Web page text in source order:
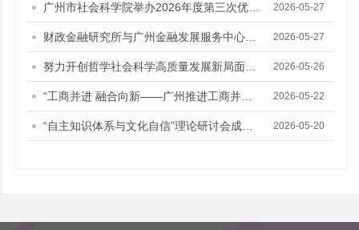
2026-05-27
2026-05-27
2026-05-26
2026-05-22
2026-05-20